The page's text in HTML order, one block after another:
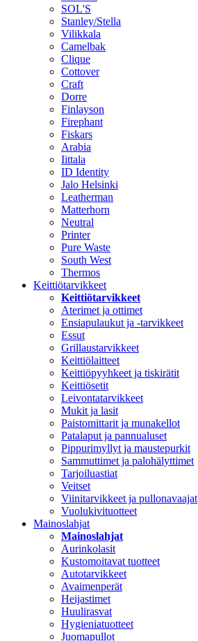
SOL'S
Stanley/Stella
Vilikkala
Camelbak
Clique
Cottover
Craft
Dorre
Finlayson
Firephant
Fiskars
Arabia
Iittala
ID Identity
Jalo Helsinki
Leatherman
Matterhorn
Neutral
Printer
Pure Waste
South West
Thermos
Keittiötarvikkeet
Keittiötarvikkeet
Aterimet ja ottimet
Ensiapulaukut ja -tarvikkeet
Essut
Grillaustarvikkeet
Keittiölaitteet
Keittiöpyyhkeet ja tiskirätit
Keittiösetit
Leivontatarvikkeet
Mukit ja lasit
Paistomittarit ja munakellot
Patalaput ja pannualuset
Pippurimyllyt ja maustepurkit
Sammuttimet ja palohälyttimet
Tarjoiluastiat
Veitset
Viinitarvikkeet ja pullonavaajat
Vuolukivituotteet
Mainoslahjat
Mainoslahjat
Aurinkolasit
Kustomoitavat tuotteet
Autotarvikkeet
Avaimenperät
Heijastimet
Huulirasvat
Hygieniatuotteet
Juomapullot